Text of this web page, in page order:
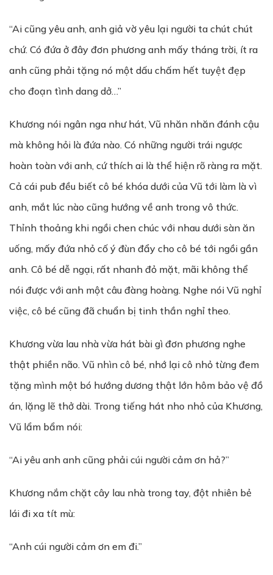
“Ai cũng yêu anh, anh giả vờ yêu lại người ta chút chút
chứ. Có đứa ở đây đơn phương anh mấy tháng trời, ít ra
anh cũng phải tặng nó một dấu chấm hết tuyệt đẹp
cho đoạn tình dang dở…”
Khương nói ngân nga như hát, Vũ nhăn nhăn đánh cậu
mà không hỏi là đứa nào. Có những người trái ngược
hoàn toàn với anh, cứ thích ai là thể hiện rõ ràng ra mặt.
Cả cái pub đều biết cô bé khóa dưới của Vũ tới làm là vì
anh, mắt lúc nào cũng hướng về anh trong vô thức.
Thỉnh thoảng khi ngồi chen chúc với nhau dưới sàn ăn
uống, mấy đứa nhỏ cố ý đùn đẩy cho cô bé tới ngồi gần
anh. Cô bé dễ ngại, rất nhanh đỏ mặt, mãi không thể
nói được với anh một câu đàng hoàng. Nghe nói Vũ nghỉ
việc, cô bé cũng đã chuẩn bị tinh thần nghỉ theo.
Khương vừa lau nhà vừa hát bài gì đơn phương nghe
thật phiền não. Vũ nhìn cô bé, nhớ lại cô nhỏ từng đem
tặng mình một bó hướng dương thật lớn hôm bảo vệ đồ
án, lặng lẽ thở dài. Trong tiếng hát nho nhỏ của Khương,
Vũ lẩm bẩm nói:
“Ai yêu anh anh cũng phải cúi người cảm ơn hả?”
Khương nắm chặt cây lau nhà trong tay, đột nhiên bẻ
lái đi xa tít mù:
“Anh cúi người cảm ơn em đi.”